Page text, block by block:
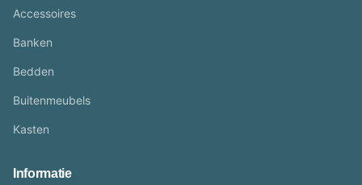
Accessoires
Banken
Bedden
Buitenmeubels
Kasten
Informatie